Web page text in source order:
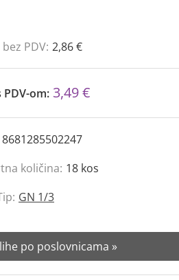
PDV: 2,86 €
PDV-om: 3,49 €
8681285502247
količina: 18 kos
GN 1/3
po poslovnicama »